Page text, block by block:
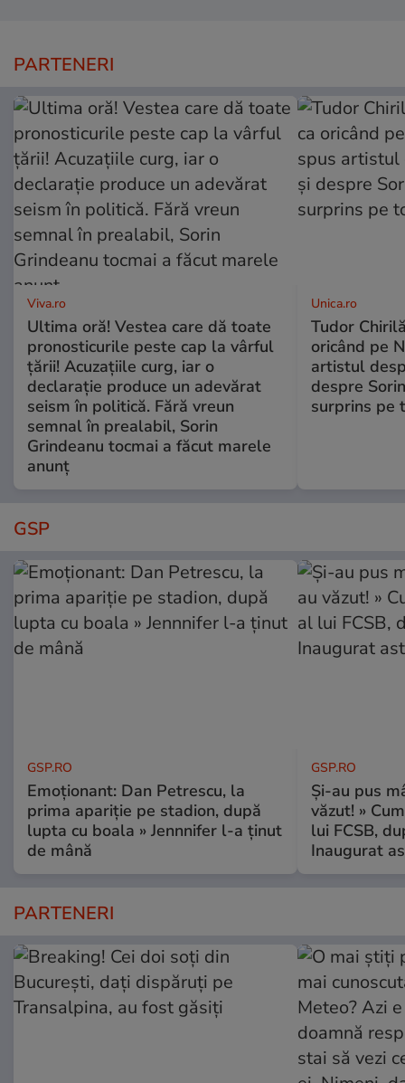
PARTENERI
Viva.ro
Ultima oră! Vestea care dă toate
pronosticurile peste cap la vârful
țării! Acuzațiile curg, iar o
declarație produce un adevărat
seism în politică. Fără vreun
semnal în prealabil, Sorin
Grindeanu tocmai a făcut marele
anunț
Unica.ro
Tudor
oricând pe
artistul
despre
surprins pe
GSP
GSP.RO
Emoționant: Dan Petrescu, la
prima apariție pe stadion, după
lupta cu boala » Jennnifer l-a ținut
de mână
GSP.RO
Și-au pus
văzut! »
lui FCSB,
Inaugurat
PARTENERI